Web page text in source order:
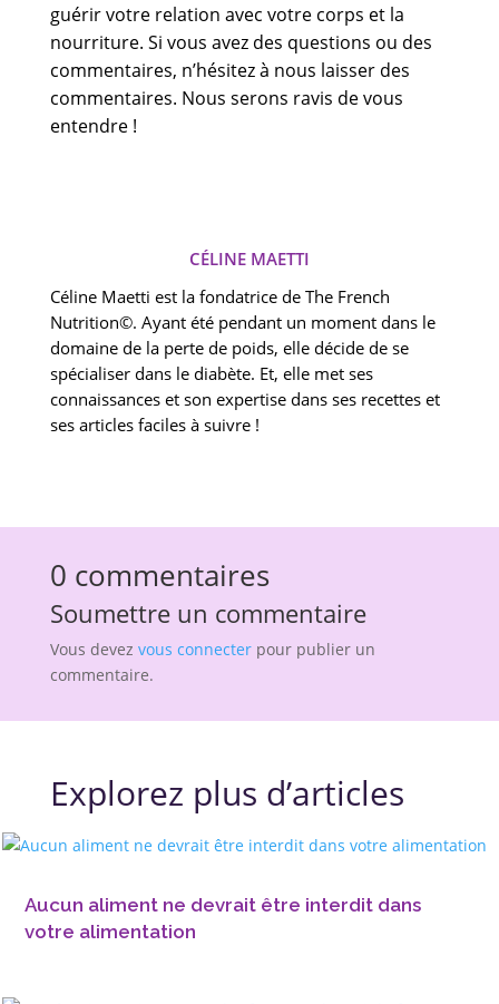
guérir votre relation avec votre corps et la
nourriture. Si vous avez des questions ou des
commentaires, n’hésitez à nous laisser des
commentaires. Nous serons ravis de vous
entendre !
CÉLINE MAETTI
Céline Maetti est la fondatrice de The French
Nutrition©. Ayant été pendant un moment dans le
domaine de la perte de poids, elle décide de se
spécialiser dans le diabète. Et, elle met ses
connaissances et son expertise dans ses recettes et
ses articles faciles à suivre !
0 commentaires
Soumettre un commentaire
Vous devez vous connecterpour publier un
commentaire.
Explorez plus d’articles
Aucun aliment ne devrait être interdit dans
votre alimentation